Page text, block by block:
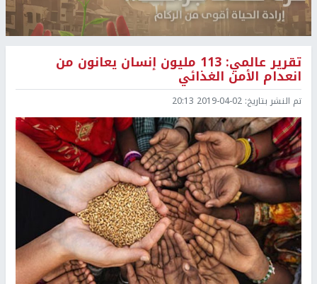
تقرير عالمي: 113 مليون إنسان يعانون من
انعدام الأمن الغذائي
تم النشر بتاريخ: 2019-04-02 20:13